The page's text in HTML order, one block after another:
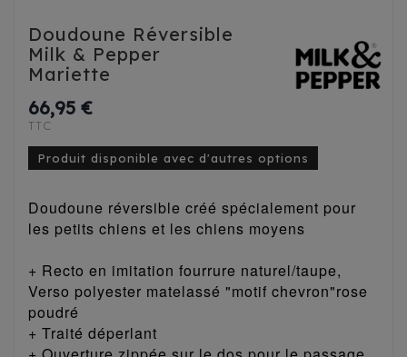
Doudoune Réversible
Milk & Pepper
Mariette
66,95 €
TTC
Produit disponible avec d'autres options
Doudoune réversible créé spécialement pour
les petits chiens et les chiens moyens
+ Recto en imitation fourrure naturel/taupe,
Verso polyester matelassé "motif chevron"rose
poudré
+ Traité déperlant